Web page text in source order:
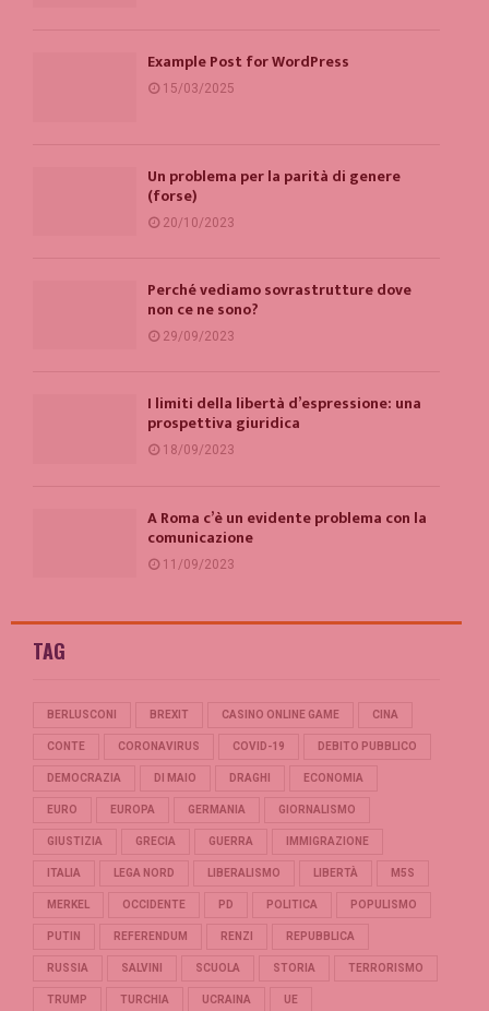
Example Post for WordPress
15/03/2025
Un problema per la parità di genere
(forse)
20/10/2023
Perché vediamo sovrastrutture dove
non ce ne sono?
29/09/2023
I limiti della libertà d’espressione: una
prospettiva giuridica
18/09/2023
A Roma c’è un evidente problema con la
comunicazione
11/09/2023
TAG
BERLUSCONI BREXIT CASINO ONLINE GAME CINA
CONTE CORONAVIRUS COVID-19 DEBITO PUBBLICO
DEMOCRAZIA DI MAIO DRAGHI ECONOMIA
EURO EUROPA GERMANIA GIORNALISMO
GIUSTIZIA GRECIA GUERRA IMMIGRAZIONE
ITALIA LEGA NORD LIBERALISMO LIBERTÀ M5S
MERKEL OCCIDENTE PD POLITICA POPULISMO
PUTIN REFERENDUM RENZI REPUBBLICA
RUSSIA SALVINI SCUOLA STORIA TERRORISMO
TRUMP TURCHIA UCRAINA UE